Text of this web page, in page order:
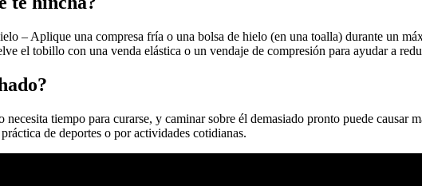
– Aplique una compresa fría o una bolsa de hielo (en una toalla) durante un
el tobillo con una venda elástica o un vendaje de compresión para ayudar a
tiempo para curarse, y caminar sobre él demasiado pronto puede causar
de deportes o por actividades cotidianas.